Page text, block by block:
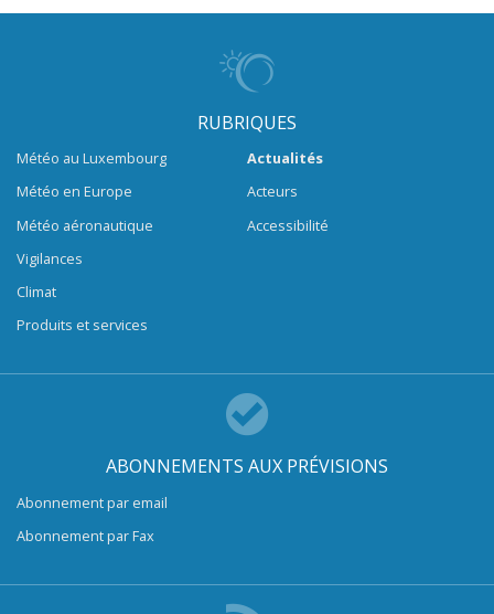
RUBRIQUES
Météo au Luxembourg
Météo en Europe
Météo aéronautique
Vigilances
Climat
Produits et services
Actualités
Acteurs
Accessibilité
ABONNEMENTS AUX PRÉVISIONS
Abonnement par email
Abonnement par Fax